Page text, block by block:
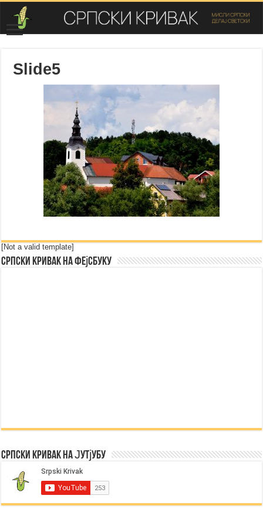
Slide5
[Not a valid template]
Српски Кривак на Фејсбуку
Српски Кривак на Јутјубу